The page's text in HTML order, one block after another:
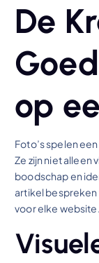
De
op
Foto’s spelen
Ze zijn niet alleen
boodschap en
artikel
voor elke website.